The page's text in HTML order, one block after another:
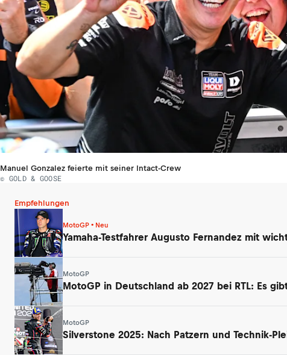
Manuel Gonzalez feierte mit seiner Intact-Crew
© GOLD & GOOSE
Empfehlungen
MotoGP • Neu
Yamaha-Testfahrer Augusto Fernandez mit
MotoGP
MotoGP in Deutschland ab 2027 bei RTL: Es
MotoGP
Silverstone 2025: Nach Patzern und Technik-